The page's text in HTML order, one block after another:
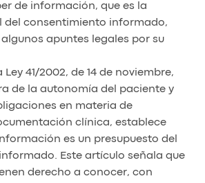
de información, que es la
del consentimiento informado,
apuntes legales por su
Ley 41/2002, de 14 de noviembre,
de la autonomía del paciente y
en materia de
clínica, establece
es un presupuesto del
Este artículo señala que
derecho a conocer, con